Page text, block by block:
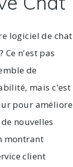
logiciel de chat
Ce n'est pas
de
mais c'est
pour
nouvelles
montrant
client